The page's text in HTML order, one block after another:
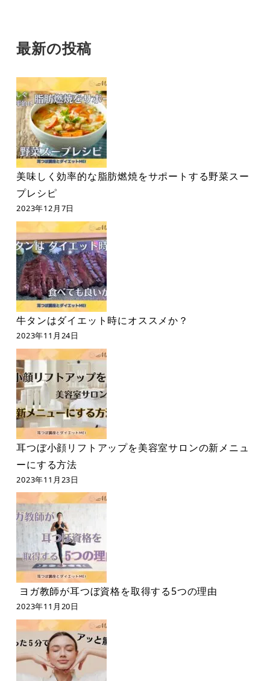
最新の投稿
美味しく効率的な脂肪燃焼をサポートする野菜スー
プレシピ
2023年12月7日
牛タンはダイエット時にオススメか？
2023年11月24日
耳つぼ小顔リフトアップを美容室サロンの新メニュ
ーにする方法
2023年11月23日
ヨガ教師が耳つぼ資格を取得する5つの理由
2023年11月20日